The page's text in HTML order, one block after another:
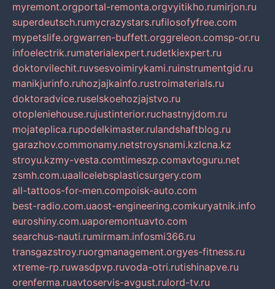
myremont.orgportal-remonta.orgvyitikho.rumirjon.ru
superdeutsch.rumycrazystars.rufilosofyfree.com
mypetslife.orgwarren-buffett.orggreleon.comsp-or.ru
infoelectrik.rumaterialexpert.rudetkiexpert.ru
doktorvilechit.ruvsesvoimirykami.ruinstrumentgid.ru
manikjurinfo.ruhozjajkainfo.rustroimaterials.ru
doktoradvice.ruselskoehozjajstvo.ru
otopleniehouse.rujustinterior.ruchastnyjdom.ru
mojateplica.rupodelkimaster.rulandshaftblog.ru
garazhov.commonamy.netstroysnami.kzlcna.kz
stroyu.kzmy-vesta.comtimeszp.comavtoguru.net
zsmh.com.uaallcelebsplasticsurgery.com
all-tattoos-for-men.compoisk-auto.com
best-radio.com.uaost-engineering.comkuryatnik.info
euroshiny.com.uaporemontuavto.com
searchus-nauti.rumirmam.infosmi366.ru
transgazstroy.ruorgmanagement.orgyes-fitness.ru
xtreme-rp.ruwasdpvp.ruvoda-otri.rutishinapve.ru
orenferma.ruavtoservis-avgust.rulord-tv.ru